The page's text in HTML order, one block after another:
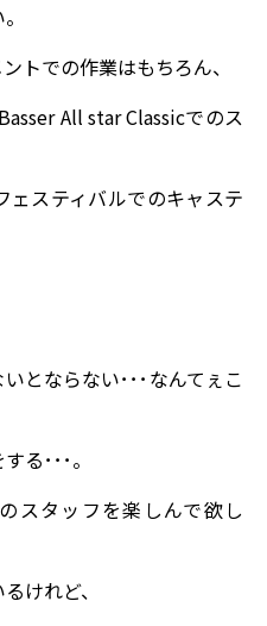
トでの作業はもちろん、
All star Classicでのス
ェスティバルでのキャステ
とならない･･･なんてぇこ
る･･･。
スタッフを楽しんで欲し
けれど、